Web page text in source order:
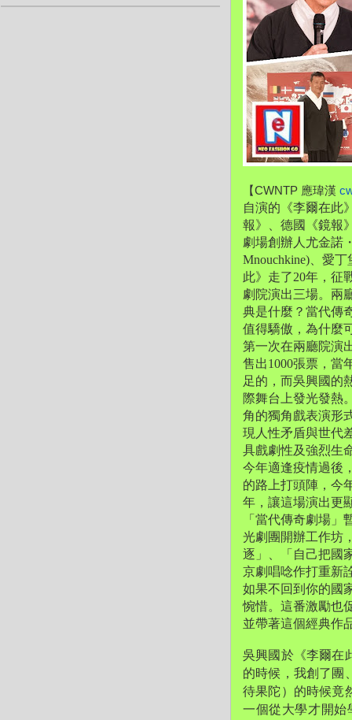
【CWNTP 應瑋漢
自演的《李爾在此
報》、德國《鏡報
劇場創辦人尤金諾
Mnouchkine)、愛
此》走了20年， 征
劇院演出三場。 兩
典是什麼？當代傳
值得驕傲， 為什麼
第一次在兩廳院演
售出1000張票，當
足的， 而吳興國的
際舞台上發光發熱
角的獨角戲表演形
現人性矛盾與世代
具戲劇性及強烈生
今年適逢疫情過後
的路上打頭陣，今
年， 讓這場演出更
「當代傳奇劇場」
光劇團開辦工作坊
逐」、「 自己把國
京劇唱唸作打重新
如果不回到你的國
惋惜。 這番激勵也
並帶著這個經典作
吳興國於《李爾在
的時候，我創了團
待果陀）的時候竟
一個從大學才開始